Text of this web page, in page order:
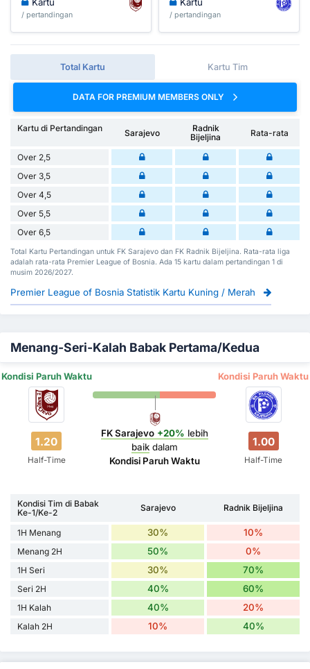
/ pertandingan / pertandingan
Total Kartu Kartu Tim
DATA FOR PREMIUM MEMBERS ONLY
Kartu di Pertandingan Sarajevo
Radnik
Bijeljina
Rata-rata
Over 2,5
Over 3,5
Over 4,5
Over 5,5
Over 6,5
Total Kartu Pertandingan untuk FK Sarajevo dan FK Radnik Bijeljina. Rata-rata liga
adalah rata-rata Premier League of Bosnia. Ada 15 kartu dalam pertandingan 1 di
musim 2026/2027.
Premier League of Bosnia Statistik Kartu Kuning / Merah
Menang-Seri-Kalah Babak Pertama/Kedua
Kondisi Paruh Waktu Kondisi Paruh Waktu
1.20
Half-Time
FK Sarajevo +20% lebih
baik dalam
Kondisi Paruh Waktu
1.00
Half-Time
Kondisi Tim di Babak
Ke-1/Ke-2
Sarajevo Radnik Bijeljina
1H Menang 30% 10%
Menang 2H 50% 0%
1H Seri 30% 70%
Seri 2H 40% 60%
1H Kalah 40% 20%
Kalah 2H 10% 40%